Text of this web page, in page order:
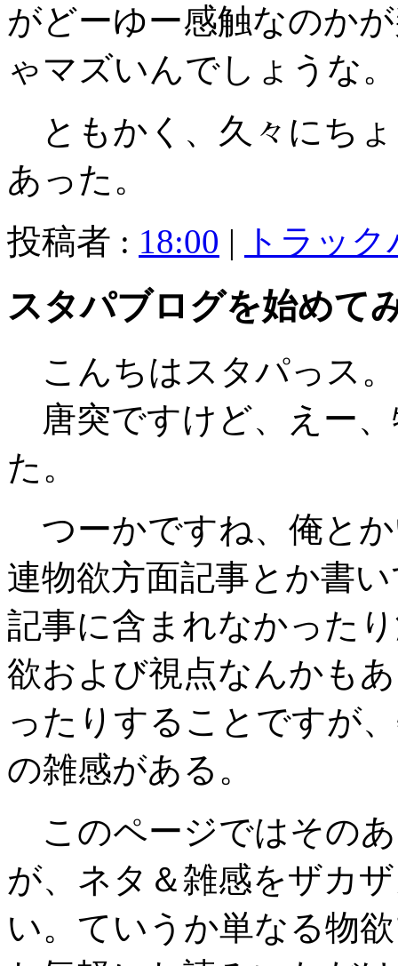
がどーゆー感触なのか
ゃマズいんでしょうな。
ともかく、久々にち
あった。
投稿者 : 18:00 | トラッ
スタパブログを始めて
こんちはスタパっス。
唐突ですけど、えー
た。
つーかですね、俺と
連物欲方面記事とか書
記事に含まれなかった
欲および視点なんかも
ったりすることですが
の雑感がある。
このページではその
が、ネタ＆雑感をザカ
い。ていうか単なる物